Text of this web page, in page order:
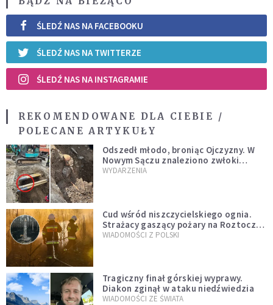
ŚLEDŹ NAS NA FACEBOOKU
ŚLEDŹ NAS NA TWITTERZE
ŚLEDŹ NAS NA INSTAGRAMIE
REKOMENDOWANE DLA CIEBIE /
POLECANE ARTYKUŁY
Odszedł młodo, broniąc Ojczyzny. W
Nowym Sączu znaleziono zwłoki
mężczyzny z czasów potopu
WYDARZENIA
Cud wśród niszczycielskiego ognia.
Strażacy gaszący pożary na Roztoczu
opublikowali niezwykłe zdjęcie
WIADOMOŚCI Z POLSKI
Tragiczny finał górskiej wyprawy.
Diakon zginął w ataku niedźwiedzia
WIADOMOŚCI ZE ŚWIATA